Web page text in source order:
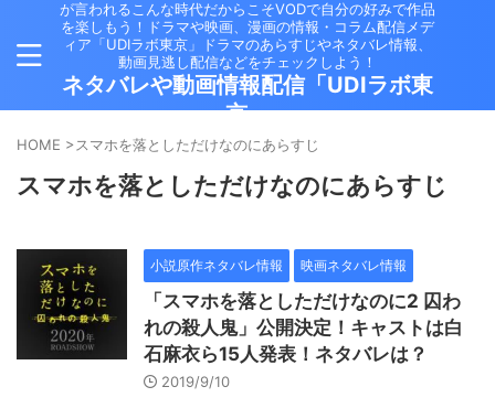
が言われるこんな時代だからこそVODで自分の好みで作品
を楽しもう！ドラマや映画、漫画の情報・コラム配信メデ
ィア「UDIラボ東京」ドラマのあらすじやネタバレ情報、
動画見逃し配信などをチェックしよう！
ネタバレや動画情報配信「UDIラボ東
京」
HOME >スマホを落としただけなのにあらすじ
スマホを落としただけなのにあらすじ
小説原作ネタバレ情報 映画ネタバレ情報
「スマホを落としただけなのに2 囚わ
れの殺人鬼」公開決定！キャストは白
石麻衣ら15人発表！ネタバレは？
2019/9/10